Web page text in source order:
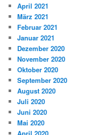
April 2021
März 2021
Februar 2021
Januar 2021
Dezember 2020
November 2020
Oktober 2020
September 2020
August 2020
Juli 2020
Juni 2020
Mai 2020